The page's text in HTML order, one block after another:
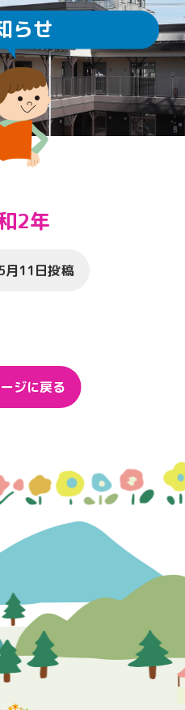
ICTの利用
給食・食育園庭開放
子育てサロン ぽ
情報
らせ
2年
月11日投稿
ジに戻る